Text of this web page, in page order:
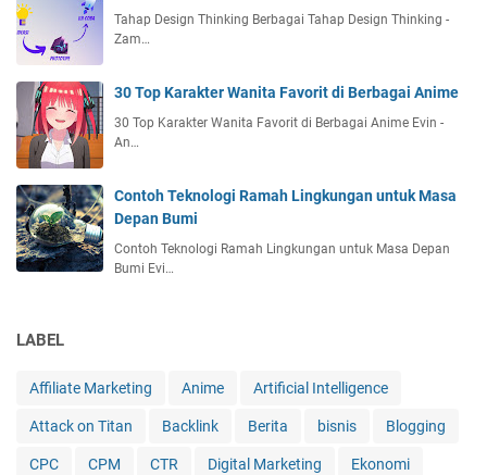
Tahap Design Thinking Berbagai Tahap Design Thinking -
Zam…
30 Top Karakter Wanita Favorit di Berbagai Anime
30 Top Karakter Wanita Favorit di Berbagai Anime Evin -
An…
Contoh Teknologi Ramah Lingkungan untuk Masa
Depan Bumi
Contoh Teknologi Ramah Lingkungan untuk Masa Depan
Bumi Evi…
LABEL
Affiliate Marketing Anime Artificial Intelligence
Attack on Titan Backlink Berita bisnis Blogging
CPC CPM CTR Digital Marketing Ekonomi